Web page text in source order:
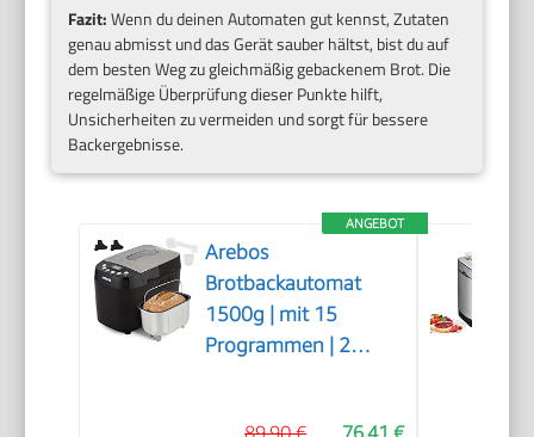
Fazit:Wenn du deinen Automaten gut kennst, Zutaten
genau abmisst und das Gerät sauber hältst, bist du auf
dem besten Weg zu gleichmäßig gebackenem Brot. Die
regelmäßige Überprüfung dieser Punkte hilft,
Unsicherheiten zu vermeiden und sorgt für bessere
Backergebnisse.
ANGEBOT
Arebos
Brotbackautomat
1500g | mit 15
Programmen | 2